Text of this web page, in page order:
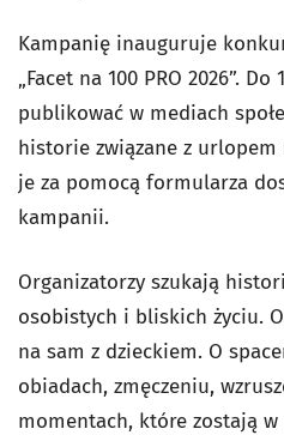
Kampanię inauguruje
„Facet na 100 PRO 2026”.
publikować w mediach
historie związane z urlopem
je za pomocą formularza
kampanii.
Organizatorzy szukają
osobistych i bliskich życiu.
na sam z dzieckiem. O
obiadach, zmęczeniu,
momentach, które zostają w